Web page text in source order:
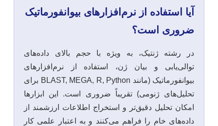
آیا استفاده از نرم‌افزارهای بیوانفورماتیک
ضروری است؟
در رشته ژنتیک، به ویژه با حجم بالای داده‌های
توالی‌یابی و بیان ژن، استفاده از نرم‌افزارهای
بیوانفورماتیک (مانند BLAST, MEGA, R, Python برای
تحلیل‌های ژنومی) تقریباً ضروری است. این ابزارها
امکان تحلیل دقیق‌تر و استخراج اطلاعات ارزشمند از
داده‌های خام را فراهم می‌کنند و به اعتبار علمی کار